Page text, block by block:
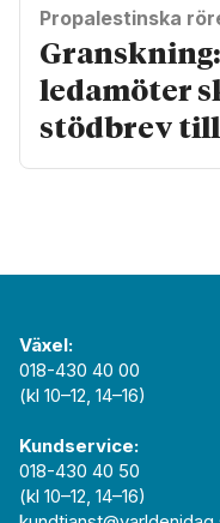
Propalestinska
Granskning:
ledamöter
stödbrev
Växel:
018-430 40 00
(kl 10–12, 14–16)
Kundservice:
018-430 40 50
(kl 10–12, 14–16)